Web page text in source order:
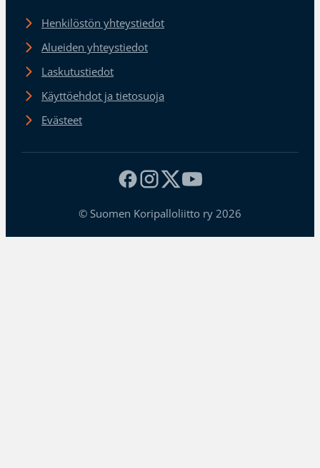
Henkilöstön yhteystiedot
Alueiden yhteystiedot
Laskutustiedot
Käyttöehdot ja tietosuoja
Evästeet
© Suomen Koripalloliitto ry 2026